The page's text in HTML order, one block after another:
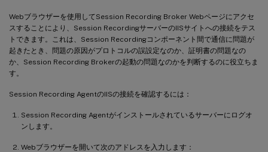
Webブラウザーを使用してSession Recording Broker Webページにアクセ
スすることにより、Session RecordingサーバーのIISサイトへの接続をテス
トできます。これは、Session Recordingコンポーネント間で通信に問題が
起きたとき、問題の原因がプロトコルの誤設定なのか、証明書の問題なの
か、Session Recording Brokerの起動の問題なのかを判断するのに役立ちま
す。
Session Recording AgentのIISの接続を確認するには：
Session Recording Agentがインストールされているサーバーにログオ
ンします。
Webブラウザーを開いて次のアドレスを入力します：